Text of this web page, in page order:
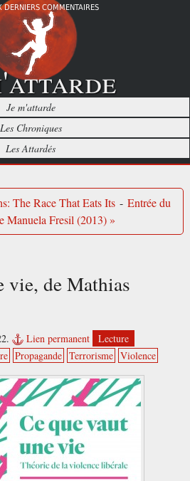
DERNIERS COMMENTAIRES
Je m'attarde
Les Chroniques
Les Attardés
The Race That Eats Its - Entrée du
Manuela Fresil (2013) »
vie, de Mathias
Lien permanent
Lecture
Propagande Terrorisme Violence